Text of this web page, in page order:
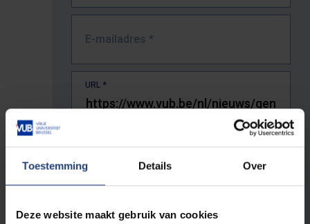
Toestemming Details Over
Deze website maakt gebruik van cookies
E-mailadres *
URL *
De volledige URL van de pagina waar je de fout zag.